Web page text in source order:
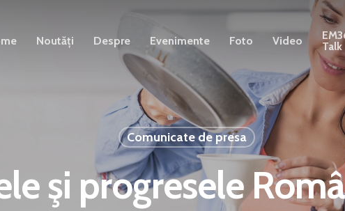
Noutăți Despre Evenimente Foto Video
Talk
Comunicate de presa
şi progresele